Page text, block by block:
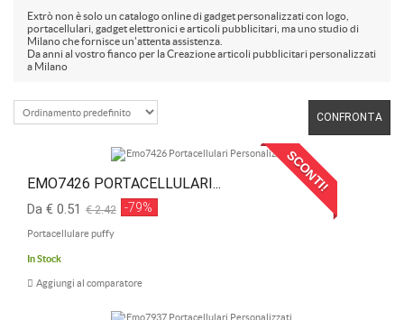
Extrò non è solo un catalogo online di gadget personalizzati con logo,
portacellulari, gadget elettronici e articoli pubblicitari, ma uno studio di
Milano che fornisce un'attenta assistenza.
Da anni al vostro fianco per la Creazione articoli pubblicitari personalizzati
a Milano
CONFRONTA
SCONTI!
EMO7426 PORTACELLULARI...
Da € 0.51 € 2.42 -79%
Portacellulare puffy
In Stock
Aggiungi al comparatore